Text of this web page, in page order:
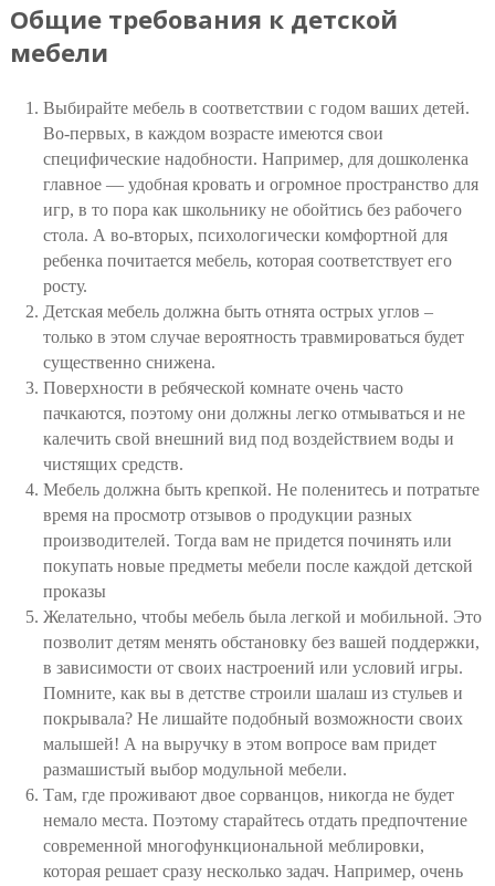
Общие требования к детской
мебели
Выбирайте мебель в соответствии с годом ваших детей.
Во-первых, в каждом возрасте имеются свои
специфические надобности. Например, для дошколенка
главное — удобная кровать и огромное пространство для
игр, в то пора как школьнику не обойтись без рабочего
стола. А во-вторых, психологически комфортной для
ребенка почитается мебель, которая соответствует его
росту.
Детская мебель должна быть отнята острых углов –
только в этом случае вероятность травмироваться будет
существенно снижена.
Поверхности в ребяческой комнате очень часто
пачкаются, поэтому они должны легко отмываться и не
калечить свой внешний вид под воздействием воды и
чистящих средств.
Мебель должна быть крепкой. Не поленитесь и потратьте
время на просмотр отзывов о продукции разных
производителей. Тогда вам не придется починять или
покупать новые предметы мебели после каждой детской
проказы
Желательно, чтобы мебель была легкой и мобильной. Это
позволит детям менять обстановку без вашей поддержки,
в зависимости от своих настроений или условий игры.
Помните, как вы в детстве строили шалаш из стульев и
покрывала? Не лишайте подобный возможности своих
малышей! А на выручку в этом вопросе вам придет
размашистый выбор модульной мебели.
Там, где проживают двое сорванцов, никогда не будет
немало места. Поэтому старайтесь отдать предпочтение
современной многофункциональной меблировки,
которая решает сразу несколько задач. Например, очень